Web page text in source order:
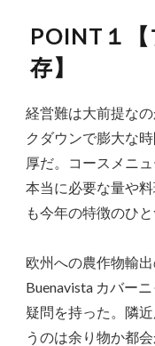
POINT１
存】
経営難は大前提な
クダウンで膨大な
厚だ。コースメニ
本当に必要な量や
も今年の特徴のひと
欧州への農作物輸
Buenavista カバー
疑問を持った。隣
うのは余り物か都